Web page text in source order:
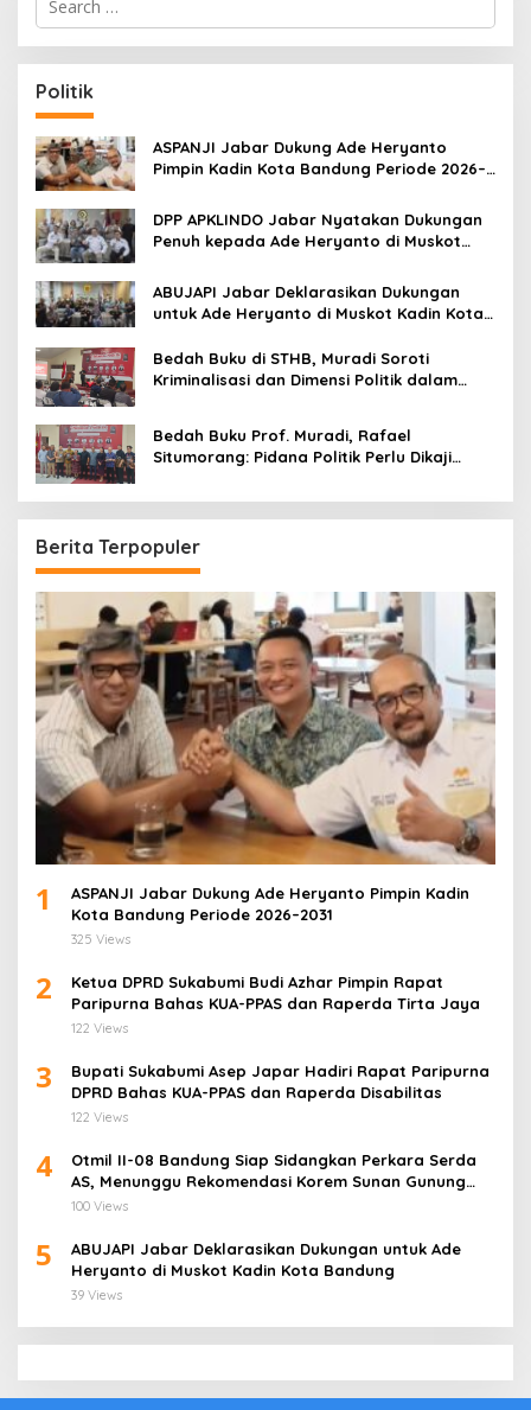
r
c
h
f
o
r
:
Politik
ASPANJI Jabar Dukung Ade Heryanto
Pimpin Kadin Kota Bandung Periode 2026–
DPP APKLINDO Jabar Nyatakan Dukungan
Penuh kepada Ade Heryanto di Muskot
ABUJAPI Jabar Deklarasikan Dukungan
untuk Ade Heryanto di Muskot Kadin Kota
Bedah Buku di STHB, Muradi Soroti
Kriminalisasi dan Dimensi Politik dalam
Bedah Buku Prof. Muradi, Rafael
Situmorang: Pidana Politik Perlu Dikaji
Berita Terpopuler
1
ASPANJI Jabar Dukung Ade Heryanto Pimpin Kadin
Kota Bandung Periode 2026–2031
325 Views
2
Ketua DPRD Sukabumi Budi Azhar Pimpin Rapat
Paripurna Bahas KUA-PPAS dan Raperda Tirta Jaya
122 Views
3
Bupati Sukabumi Asep Japar Hadiri Rapat Paripurna
DPRD Bahas KUA-PPAS dan Raperda Disabilitas
122 Views
4
Otmil II-08 Bandung Siap Sidangkan Perkara Serda
AS, Menunggu Rekomendasi Korem Sunan Gunung
Jati Cirebon
100 Views
5
ABUJAPI Jabar Deklarasikan Dukungan untuk Ade
Heryanto di Muskot Kadin Kota Bandung
39 Views